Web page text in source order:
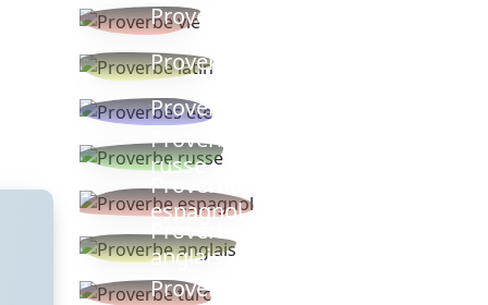
Proverbe vie
Proverbe latin
Proverbes ete
Proverbe
russe
Proverbe
espagnol
Proverbe
anglais
Proverbe turc